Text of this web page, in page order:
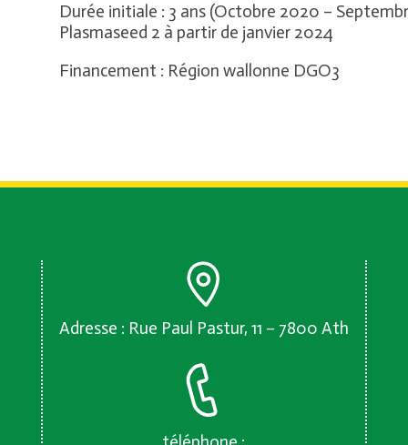
Durée initiale : 3 ans (Octobre 2020 –
Plasmaseed 2 à partir de janvier 2024
Financement : Région wallonne DGO3
Adresse : Rue Paul Pastur, 11 – 7800 Ath